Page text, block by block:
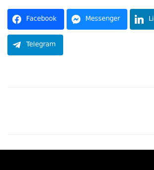
Facebook Messenger
Telegram